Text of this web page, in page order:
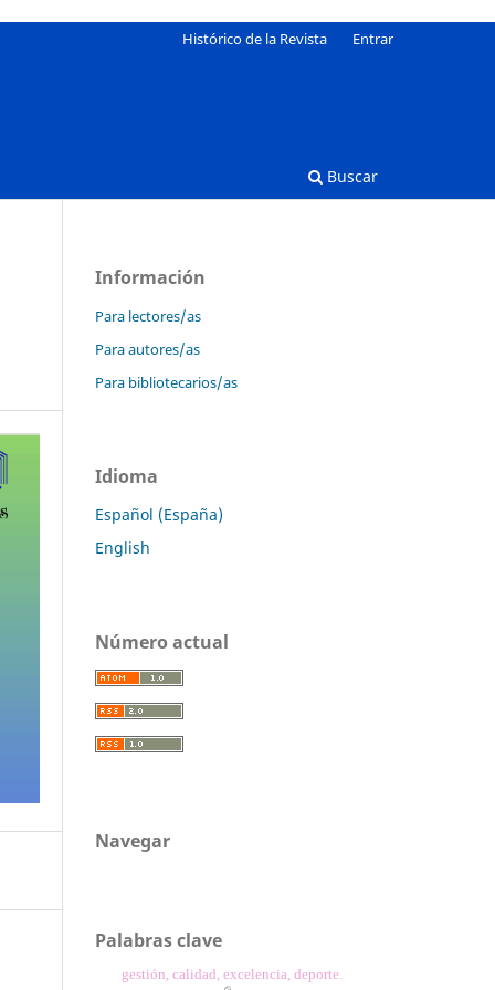
Buscar
Histórico de la Revista Entrar
Información
Para lectores/as
Para autores/as
Para bibliotecarios/as
Idioma
Español (España)
English
Número actual
Navegar
Palabras clave
gestión, calidad, excelencia, deporte.